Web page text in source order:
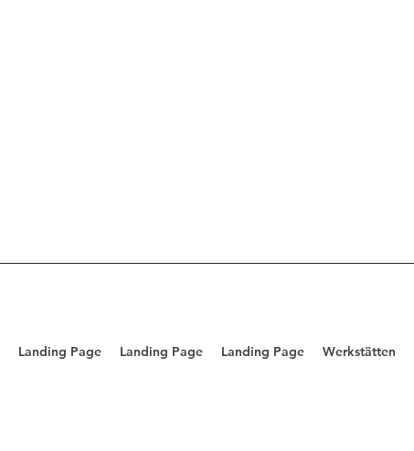
Landing Page Landing Page Landing Page Werkstätten